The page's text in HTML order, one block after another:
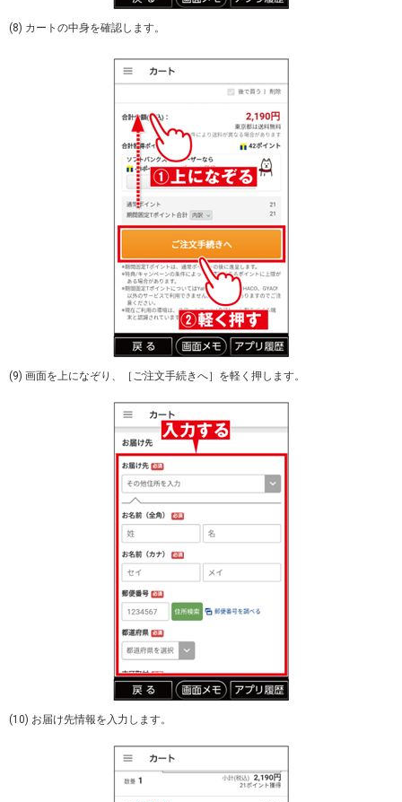
(8) カートの中身を確認します。
(9) 画面を上になぞり、［ご注文手続きへ］を軽く押します。
(10) お届け先情報を入力します。